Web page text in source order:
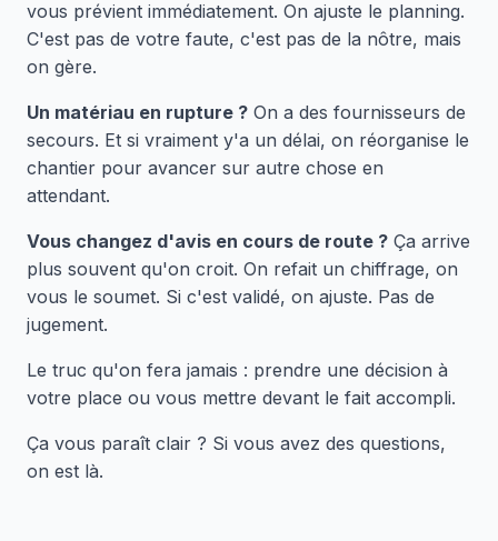
vous prévient immédiatement. On ajuste le planning.
C'est pas de votre faute, c'est pas de la nôtre, mais
on gère.
Un matériau en rupture ? On a des fournisseurs de
secours. Et si vraiment y'a un délai, on réorganise le
chantier pour avancer sur autre chose en
attendant.
Vous changez d'avis en cours de route ? Ça arrive
plus souvent qu'on croit. On refait un chiffrage, on
vous le soumet. Si c'est validé, on ajuste. Pas de
jugement.
Le truc qu'on fera jamais : prendre une décision à
votre place ou vous mettre devant le fait accompli.
Ça vous paraît clair ? Si vous avez des questions,
on est là.